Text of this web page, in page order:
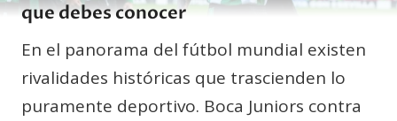
que debes conocer
En el panorama del fútbol mundial existen
rivalidades históricas que trascienden lo
puramente deportivo. Boca Juniors contra